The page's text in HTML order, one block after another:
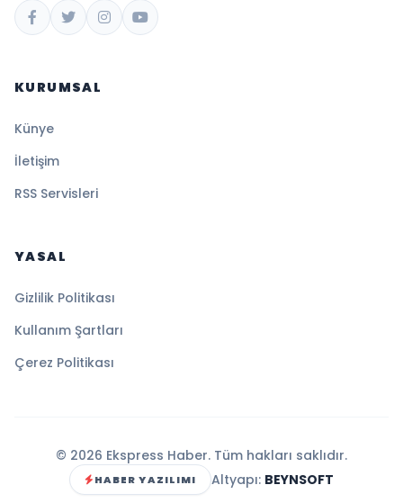
KURUMSAL
Künye
İletişim
RSS Servisleri
YASAL
Gizlilik Politikası
Kullanım Şartları
Çerez Politikası
© 2026 Ekspress Haber. Tüm hakları saklıdır.
HABER YAZILIMI Altyapı: BEYNSOFT